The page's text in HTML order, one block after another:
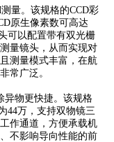
量。该规格的CCD彩
原生像素数可高达
可以配置带有双光栅
量镜头，从而实现对
测量模式丰富，在航
常广泛。
异物更快捷。该规格
44万，支持双物镜三
作通道，方便承载机
不影响导向性能的前